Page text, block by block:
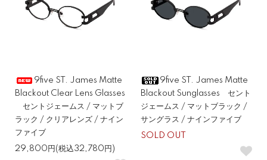
9five ST. James Matte
Blackout Clear Lens Glasses
セントジェームス / マットブ
ラック / クリアレンズ / ナイン
ファイブ
29,800円(税込32,780円)
9five ST. James Matte
Blackout Sunglasses セント
ジェームス / マットブラック /
サングラス / ナインファイブ
SOLD OUT